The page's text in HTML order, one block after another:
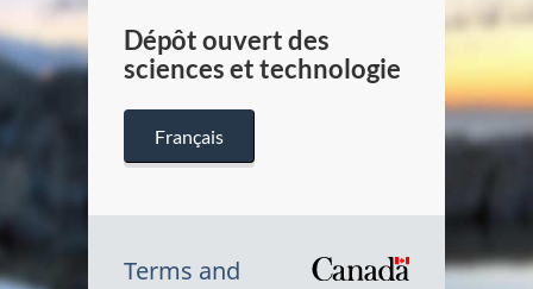
Dépôt ouvert des
sciences et technologie
Français
Terms and